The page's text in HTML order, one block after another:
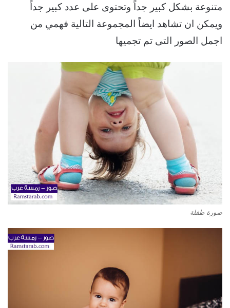
متنوعة بشكل كبير جداً وتحتوى على عدد كبير جداً
ويمكن ان تشاهد ايضاً المجموعة التالية فهمي من
اجمل الصور التى تم تجميها
صورة طفلة